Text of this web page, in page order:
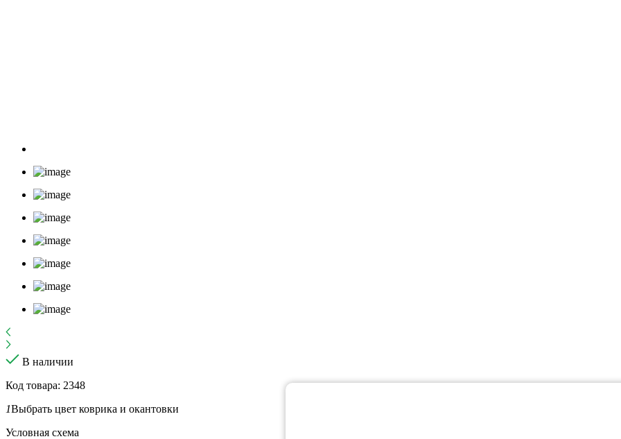
В наличии
Код товара: 2348
1Выбрать цвет коврика и окантовки
Условная схема